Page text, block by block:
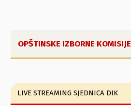
OPŠTINSKE IZBORNE KOMISIJE
LIVE STREAMING SJEDNICA DIK